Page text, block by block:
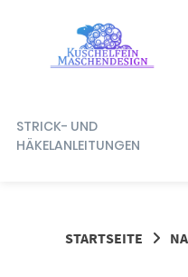
STRICK- UND
HÄKELANLEITUNGEN
STARTSEITE